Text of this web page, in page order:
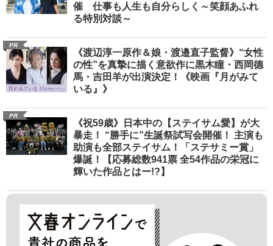
催 仕事も人生も自分らしく～笑顔あふれ
る特別対談～
PR
《渡辺淳一原作＆娘・渡邉直子監督》“女性
の性”を真摯に描く意欲作に黒木瞳・西岡德
馬・吉田羊が出演決定！《映画『月がみて
いる』》
PR
《祝59歳》日本中の【ステイサム愛】が大
暴走！ “勝手に”生誕祭試写会開催！ 主演も
助演も全部ステイサム！「ステサミー賞」
爆誕！【応募総数941票 全54作品の栄冠に
輝いた作品とはー!?】